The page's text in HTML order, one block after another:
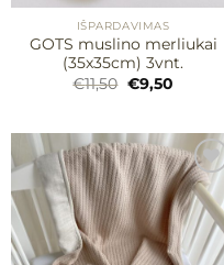
IŠPARDAVIMAS
GOTS muslino merliukai
(35x35cm) 3vnt.
€11,50 Original
price
€9,50Current
Mėgstamiausias